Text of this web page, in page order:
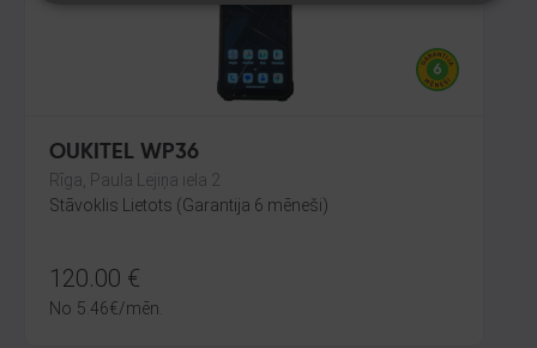
OUKITEL WP36
Rīga, Paula Lejiņa iela 2
Stāvoklis Lietots (Garantija 6 mēneši)
120.00 €
No 5.46€/mēn.